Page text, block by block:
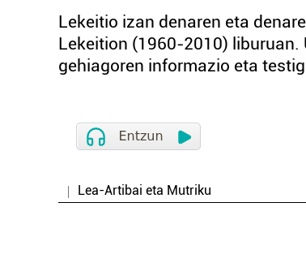
Lekeitio izan denaren eta
Lekeition (1960-2010) liburuan.
gehiagoren informazio eta
Lea-Artibai eta Mutriku